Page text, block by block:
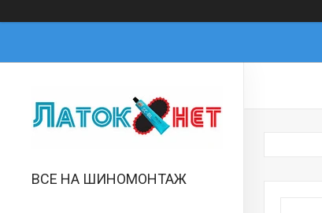
ВСЕ НА ШИНОМОНТАЖ